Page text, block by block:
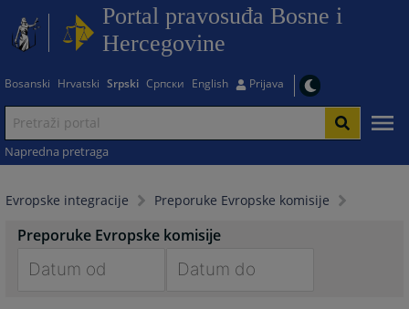
Portal pravosuđa Bosne i
Hercegovine
Bosanski Hrvatski Srpski Српски English Prijava
Napredna pretraga
Evropske integracije Preporuke Evropske komisije
Preporuke Evropske komisije